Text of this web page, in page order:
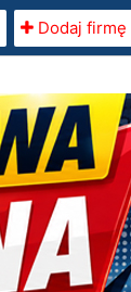
Dodaj firmę